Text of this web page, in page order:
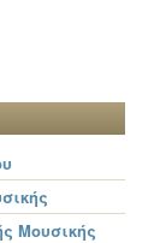
Μουσικής